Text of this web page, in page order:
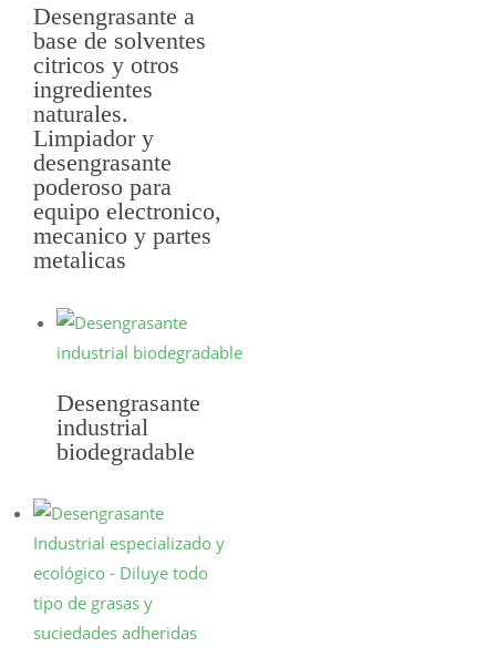
SELECCIONAR
OPCIONES
Desengrasante a
base de solventes
citricos y otros
ingredientes
naturales.
Limpiador y
desengrasante
poderoso para
equipo electronico,
mecanico y partes
metalicas
SELECCIONAR
Desengrasante
industrial
biodegradable